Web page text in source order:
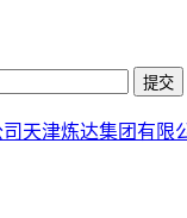
天津炼达集团有限